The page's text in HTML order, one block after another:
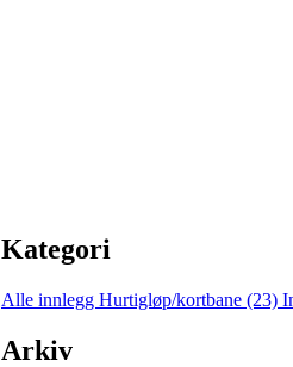
Kategori
Alle innlegg Hurtigløp/kortbane (23)
Arkiv